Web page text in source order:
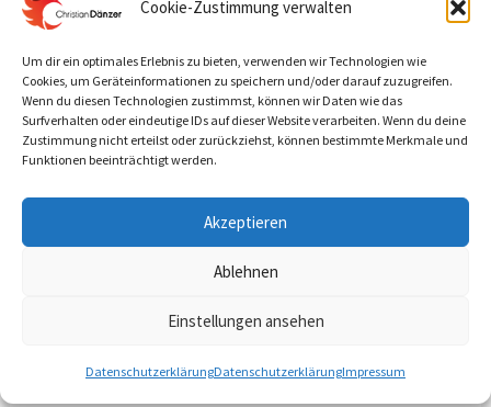
Cookie-Zustimmung verwalten
Um dir ein optimales Erlebnis zu bieten, verwenden wir Technologien wie
Cookies, um Geräteinformationen zu speichern und/oder darauf zuzugreifen.
Wenn du diesen Technologien zustimmst, können wir Daten wie das
Surfverhalten oder eindeutige IDs auf dieser Website verarbeiten. Wenn du deine
Zustimmung nicht erteilst oder zurückziehst, können bestimmte Merkmale und
Funktionen beeinträchtigt werden.
Akzeptieren
Ablehnen
Einstellungen ansehen
DatenschutzerklärungDatenschutzerklärungImpressum
Potenzial deiner Transformation zu entfalten, musst
beleuchten. Du musst die Muster und Überzeugungen
erkennen, die dort verborgen sind.
Du musst den Tanz zwischen Bewusstsein und
Unterbewusstsein meistern.
Vielleicht fragst du dich jetzt, wie du diesen
Entdeckung des Unterbewusstseins beginnt. Das